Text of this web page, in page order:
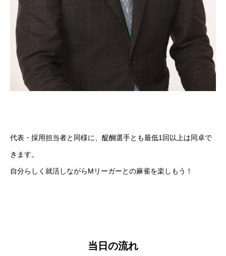
代表・採用担当者と同様に、醍醐選手とも最低1回以上は同卓で
きます。
自分らしく就活しながらMリーガーとの麻雀を楽しもう！
当日の流れ